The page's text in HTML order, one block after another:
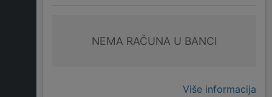
NEMA RAČUNA U BANCI
Više informacija